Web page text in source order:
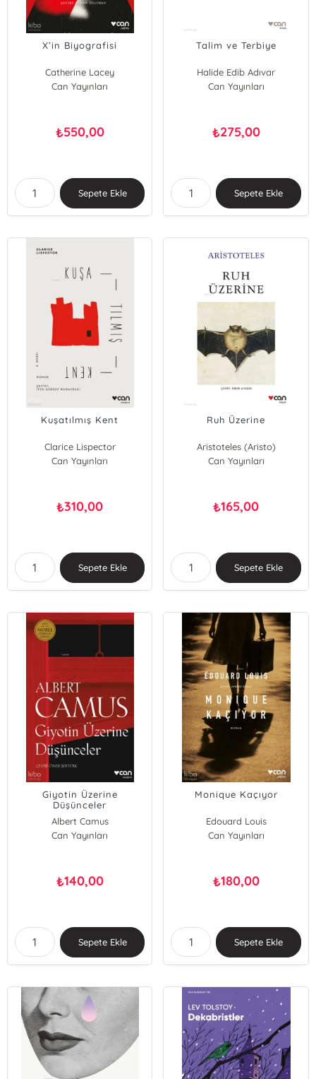
X’in Biyografisi
Catherine Lacey
Can Yayınları
₺550,00
Sepete Ekle
Talim ve Terbiye
Halide Edib Adıvar
Can Yayınları
₺275,00
Sepete Ekle
Kuşatılmış Kent
Clarice Lispector
Can Yayınları
₺310,00
Sepete Ekle
Ruh Üzerine
Aristoteles (Aristo)
Can Yayınları
₺165,00
Sepete Ekle
Giyotin Üzerine
Düşünceler
Albert Camus
Can Yayınları
₺140,00
Sepete Ekle
Monique Kaçıyor
Edouard Louis
Can Yayınları
₺180,00
Sepete Ekle